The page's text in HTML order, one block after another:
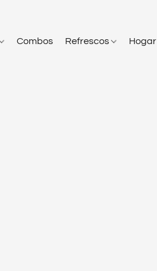
Combos Refrescos Hogar